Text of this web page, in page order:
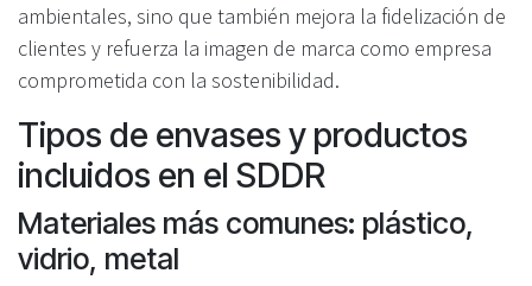
ambientales, sino que también mejora la fidelización de
clientes y refuerza la imagen de marca como empresa
comprometida con la sostenibilidad.
Tipos de envases y productos
incluidos en el SDDR
Materiales más comunes: plástico,
vidrio, metal